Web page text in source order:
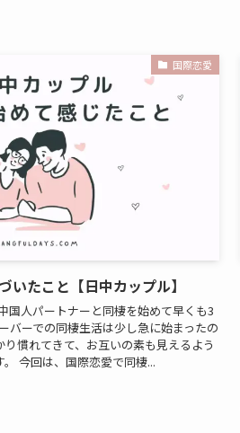
国際恋愛
いたこと【日中カップル】
人パートナーと同棲を始めて早くも3
バーでの同棲生活は少し急に始まったの
慣れてきて、お互いの素も見えるよう
今回は、国際恋愛で同棲...